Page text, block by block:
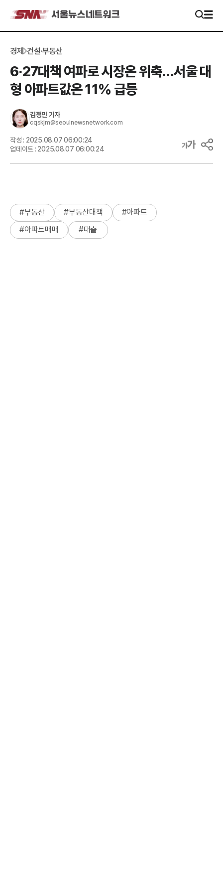
경제 건설·부동산
6·27대책 여파로 시장은 위축…서울 대
형 아파트값은 11% 급등
김정민 기자
cqskjm@seoulnewsnetwork.com
작성 : 2025.08.07 06:00:24
업데이트 : 2025.08.07 06:00:24
#부동산 #부동산대책 #아파트
#아파트매매 #대출